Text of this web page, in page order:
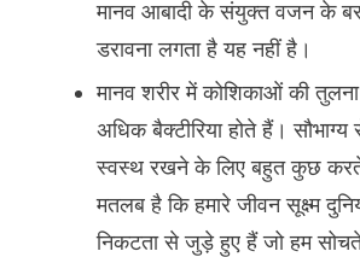
मानव आबादी के संयुक्त वजन के
डरावना लगता है यह नहीं है।
मानव शरीर में कोशिकाओं की
अधिक बैक्टीरिया होते हैं। सौभाग्य
स्वस्थ रखने के लिए बहुत कुछ
मतलब है कि हमारे जीवन सूक्ष्म
निकटता से जुड़े हुए हैं जो हम